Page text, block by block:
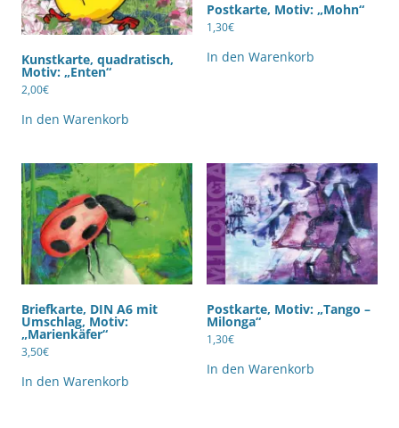
Kunstkarte, quadratisch,
Motiv: „Enten“
2,00€
In den Warenkorb
Postkarte, Motiv: „Mohn“
1,30€
In den Warenkorb
Briefkarte, DIN A6 mit
Umschlag, Motiv:
„Marienkäfer“
3,50€
In den Warenkorb
Postkarte, Motiv: „Tango –
Milonga“
1,30€
In den Warenkorb